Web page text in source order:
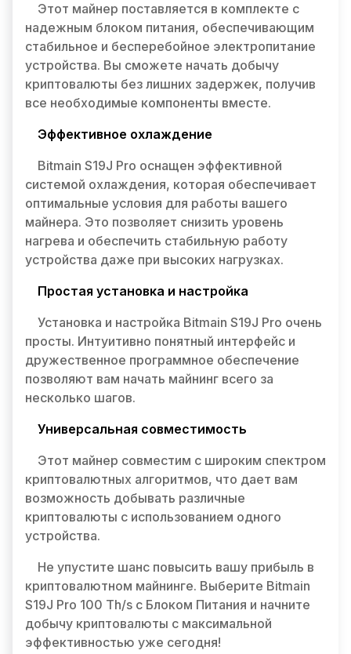
Этот майнер поставляется в комплекте с
надежным блоком питания, обеспечивающим
стабильное и бесперебойное электропитание
устройства. Вы сможете начать добычу
криптовалюты без лишних задержек, получив
все необходимые компоненты вместе.
Эффективное охлаждение
Bitmain S19J Pro оснащен эффективной
системой охлаждения, которая обеспечивает
оптимальные условия для работы вашего
майнера. Это позволяет снизить уровень
нагрева и обеспечить стабильную работу
устройства даже при высоких нагрузках.
Простая установка и настройка
Установка и настройка Bitmain S19J Pro очень
просты. Интуитивно понятный интерфейс и
дружественное программное обеспечение
позволяют вам начать майнинг всего за
несколько шагов.
Универсальная совместимость
Этот майнер совместим с широким спектром
криптовалютных алгоритмов, что дает вам
возможность добывать различные
криптовалюты с использованием одного
устройства.
Не упустите шанс повысить вашу прибыль в
криптовалютном майнинге. Выберите Bitmain
S19J Pro 100 Th/s с Блоком Питания и начните
добычу криптовалюты с максимальной
эффективностью уже сегодня!